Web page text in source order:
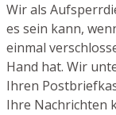
Wir als
es sein kann,
einmal
Hand hat. Wir
Ihren
Ihre Nachrichten